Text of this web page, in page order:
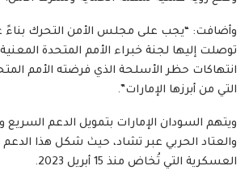
وأضافت: “يجب على مجلس الأمن التحرك بناءً
توصلت إليها لجنة خبراء الأمم المتحدة
انتهاكات حظر الأسلحة الذي فرضته الأمم
التي من أبرزها الإمارات”.
ويتهم السودان الإمارات بتمويل الدعم
والعتاد الحربي عبر تشاد، حيث شكل هذا الدعم
العسكرية التي تُخاض منذ 15 أبريل 2023.